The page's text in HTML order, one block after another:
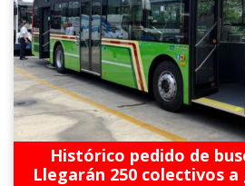
Histórico pedido de
Llegarán 250 colectivos a